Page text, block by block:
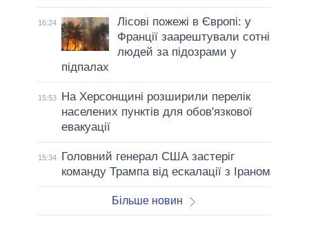
16:24
Лісові пожежі в Європі: у
Франції заарештували сотні
людей за підозрами у
підпалах
15:53
На Херсонщині розширили перелік
населених пунктів для обов'язкової
евакуації
15:34
Головний генерал США застеріг
команду Трампа від ескалації з Іраном
Більше новин